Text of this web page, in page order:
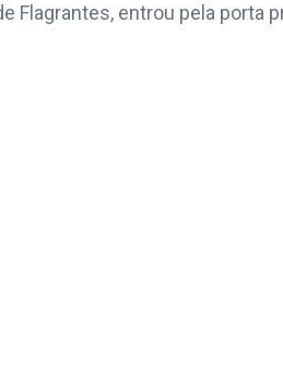
Flagrantes, entrou pela porta